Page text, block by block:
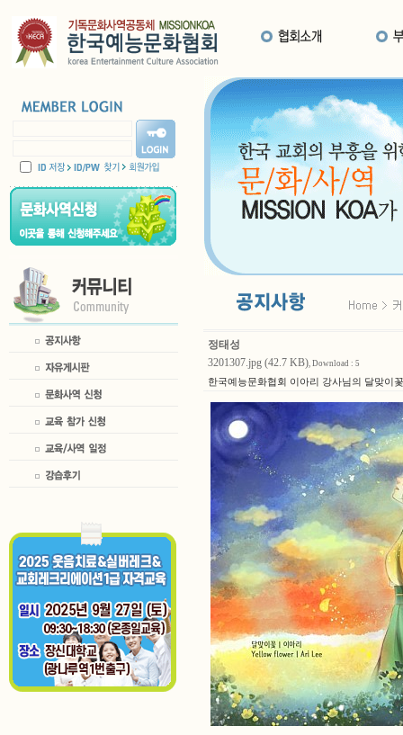
정태성
3201307.jpg (42.7 KB), Download : 5
한국예능문화협회 이아리 강사님의 달맞이